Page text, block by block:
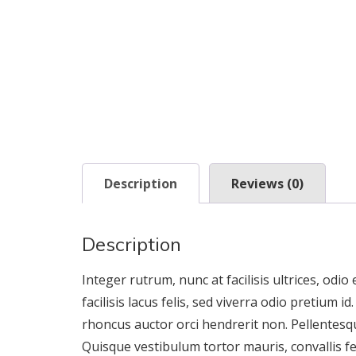
Description Reviews (0)
Description
Integer rutrum, nunc at facilisis ultrices, odio
facilisis lacus felis, sed viverra odio pretium
rhoncus auctor orci hendrerit non.
Quisque vestibulum tortor mauris, convallis